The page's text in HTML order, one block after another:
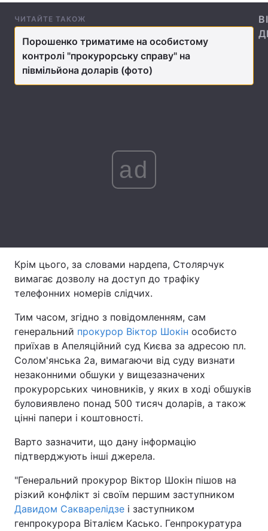
Цікавинки
Екологія Регіони
Лонгріди
Вакансії
Тема оформлення
ЧИТАЙТЕ ТАКОЖ
Порошенко триматиме на особистому
контролі "прокурорську справу" на
півмільйона доларів (фото)
ad
Крім цього, за словами нардепа, Столярчук
вимагає дозволу на доступ до трафіку
телефонних номерів слідчих.
Тим часом, згідно з повідомленням, сам
генеральний прокурор Віктор Шокін особисто
приїхав в Апеляційний суд Києва за адресою пл.
Солом'янська 2а, вимагаючи від суду визнати
незаконними обшуки у вищезазначених
прокурорських чиновників, у яких в ході обшуків
буловиявлено понад 500 тисяч доларів, а також
цінні папери і коштовності.
Варто зазначити, що дану інформацію
підтверджують інші джерела.
"Генеральний прокурор Віктор Шокін пішов на
різкий конфлікт зі своїм першим заступником
Давидом Сакварелідзе і заступником
генпрокурора Віталієм Касько. Генпрокуратура